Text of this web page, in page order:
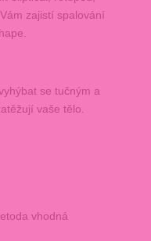
zajistí spalování
se tučným a
vaše tělo.
vhodná